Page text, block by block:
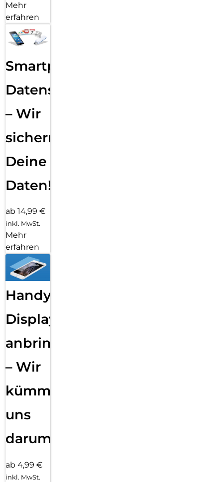
Mehr
erfahren
Smartphone
Datensicherung
– Wir
sichern
Deine
Daten!
ab 14,99 €
inkl. MwSt.
Mehr
erfahren
Handy
Displayfolie
anbringen
– Wir
kümmern
uns
darum!
ab 4,99 €
inkl. MwSt.